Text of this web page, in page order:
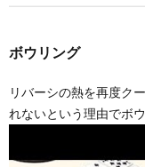
ボウリング
リバーシの熱を再度ク
れないという理由でボ